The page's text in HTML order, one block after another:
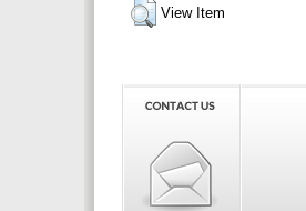
View Item